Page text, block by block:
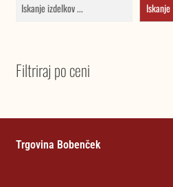
Iskanje
Filtriraj po ceni
Trgovina Bobenček